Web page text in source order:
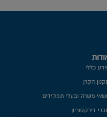
כללי
הקרן
משרה ובעלי תפקידים
דירקטוריון